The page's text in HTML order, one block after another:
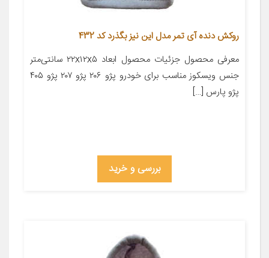
روکش دنده آی تمر مدل این نیز بگذرد کد 432
معرفی محصول جزئیات محصول ابعاد ۲۲x۱۲x۵ سانتی‌متر
جنس ویسکوز مناسب برای خودرو پژو ۲۰۶ پژو ۲۰۷ پژو ۴۰۵
پژو پارس […]
بررسی و خرید